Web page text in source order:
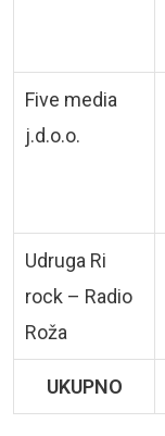
Five media
j.d.o.o.
Udruga Ri
rock – Radio
Roža
UKUPNO